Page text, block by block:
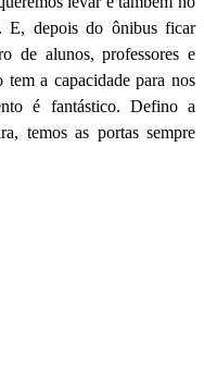
E, depois do ônibus ficar
de alunos, professores e
a capacidade para nos
é fantástico. Defino a
temos as portas sempre